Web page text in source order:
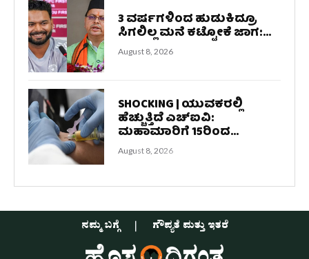
3 ವರ್ಷಗಳಿಂದ ಹುಡುಕಿದ್ರೂ
ಸಿಗಲಿಲ್ಲ ಮನೆ ಕಟ್ಟೋಕೆ ಜಾಗ:...
August 8, 2026
SHOCKING | ಯುವಕರಲ್ಲಿ
ಹೆಚ್ಚುತ್ತಿದೆ ಎಚ್‌ಐವಿ:
ಮಹಾಮಾರಿಗೆ 15ರಿಂದ...
August 8, 2026
ನಮ್ಮ ಬಗ್ಗೆ ಗೌಪ್ಯತೆ ಮತ್ತು ಇತರೆ